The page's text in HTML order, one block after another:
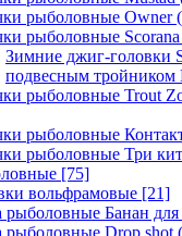
рыболовные Owner
рыболовные
Зимние джиг-головки
подвесным тройником
рыболовные Trout
рыболовные
рыболовные Три
[75]
вольфрамовые [21]
рыболовные Банан для